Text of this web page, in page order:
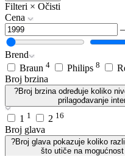
Filteri × Očisti
Cena
–
Brend
Braun 4 Philips 8
Broj brzina
?Broj brzina određuje koliko
prilagođavanje
1 1 2 16
Broj glava
?Broj glava pokazuje koliko
što utiče na